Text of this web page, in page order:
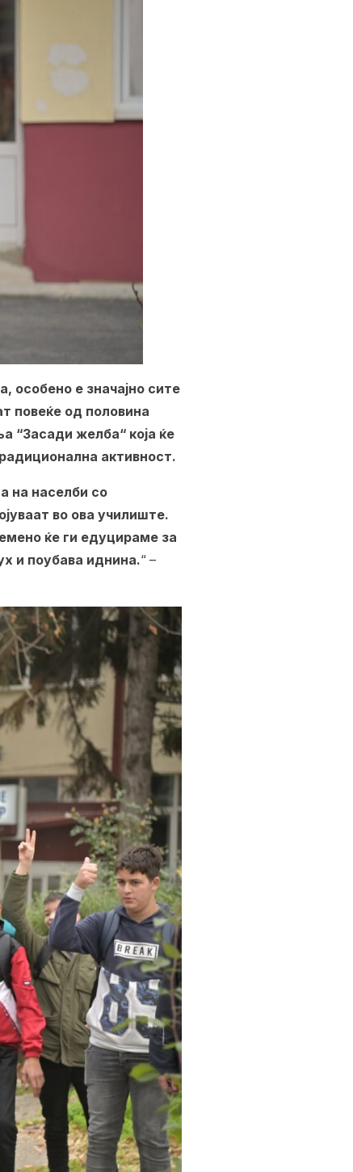
особено е значајно сите
повеќе од половина
“Засади желба“ која ќе
активност.
на населби со
во ова училиште.
ќе ги едуцираме за
и поубава иднина.“ –